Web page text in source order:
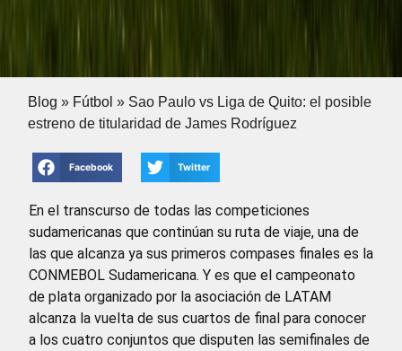
Blog » Fútbol » Sao Paulo vs Liga de Quito: el posible
estreno de titularidad de James Rodríguez
Facebook Twitter
En el transcurso de todas las competiciones
sudamericanas que continúan su ruta de viaje, una de
las que alcanza ya sus primeros compases finales es la
CONMEBOL Sudamericana. Y es que el campeonato
de plata organizado por la asociación de LATAM
alcanza la vuelta de sus cuartos de final para conocer
a los cuatro conjuntos que disputen las semifinales de